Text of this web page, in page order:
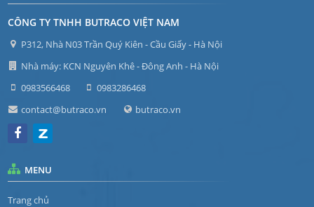
CÔNG TY TNHH BUTRACO VIỆT NAM
P312, Nhà N03 Trần Quý Kiên - Cầu Giấy - Hà Nội
Nhà máy: KCN Nguyên Khê - Đông Anh - Hà Nội
0983566468
0983286468
contact@butraco.vn
butraco.vn
MENU
Trang chủ